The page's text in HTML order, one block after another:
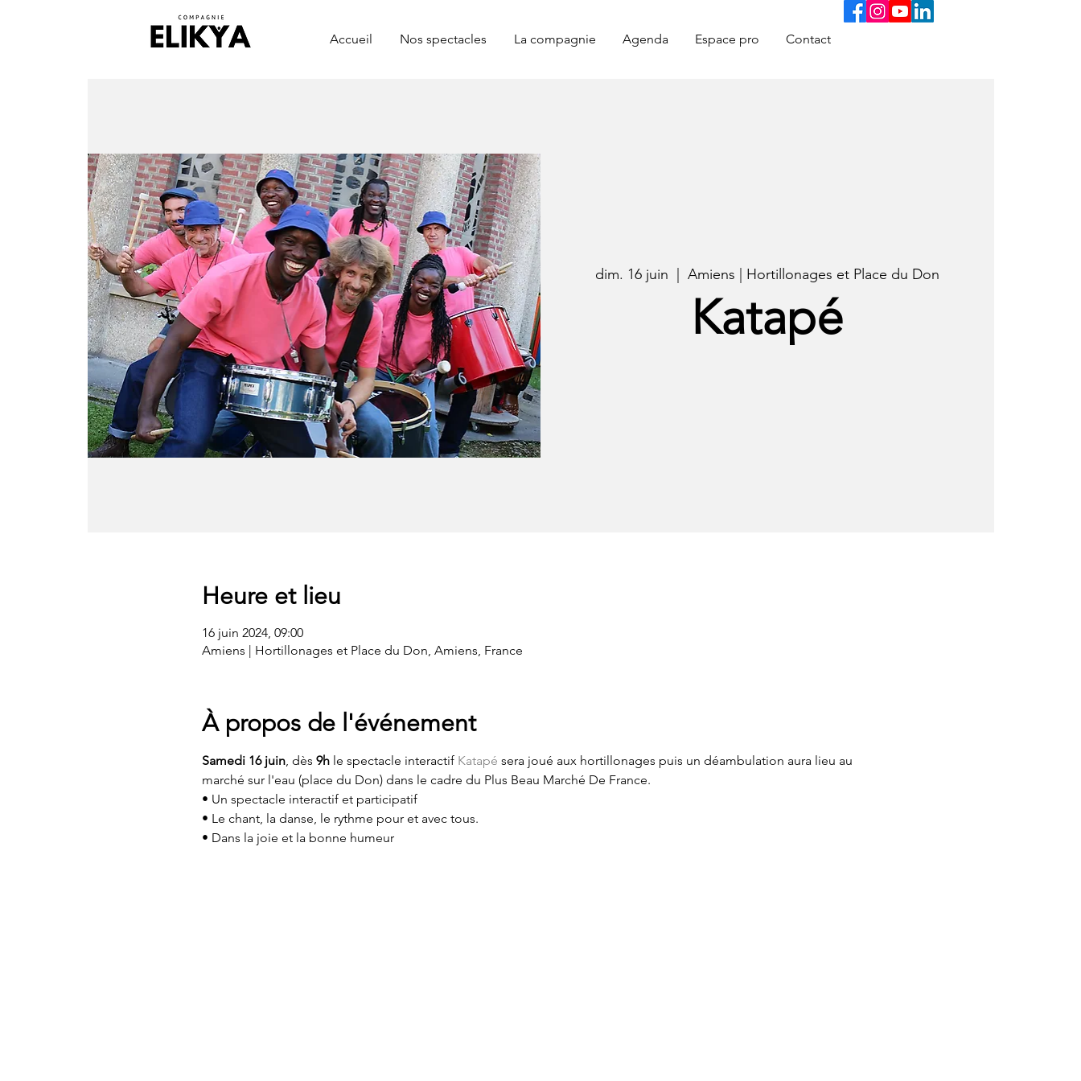
Accueil Nos spectacles La compagnie Agenda Espace pro Contact
dim. 16 juin Amiens | Hortillonages et Place du Don
Katapé
Heure et lieu
16 juin 2024, 09:00
Amiens | Hortillonages et Place du Don, Amiens, France
À propos de l'événement
Samedi 16 juin, dès 9h le spectacle interactif Katapé sera joué aux hortillonages puis un déambulation aura lieu au
marché sur l'eau (place du Don) dans le cadre du Plus Beau Marché De France.
• Un spectacle interactif et participatif
• Le chant, la danse, le rythme pour et avec tous.
• Dans la joie et la bonne humeur